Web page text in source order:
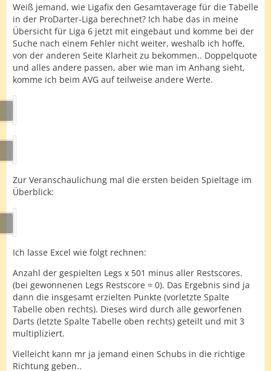
Weiß jemand, wie Ligafix den Gesamtaverage für die Tabelle
in der ProDarter-Liga berechnet? Ich habe das in meine
Übersicht für Liga 6 jetzt mit eingebaut und komme bei der
Suche nach einem Fehler nicht weiter, weshalb ich hoffe,
von der anderen Seite Klarheit zu bekommen.. Doppelquote
und alles andere passen, aber wie man im Anhang sieht,
komme ich beim AVG auf teilweise andere Werte.
Zur Veranschaulichung mal die ersten beiden Spieltage im
Überblick:
Ich lasse Excel wie folgt rechnen:
Anzahl der gespielten Legs x 501 minus aller Restscores.
(bei gewonnenen Legs Restscore = 0). Das Ergebnis sind ja
dann die insgesamt erzielten Punkte (vorletzte Spalte
Tabelle oben rechts). Dieses wird durch alle geworfenen
Darts (letzte Spalte Tabelle oben rechts) geteilt und mit 3
multipliziert.
Vielleicht kann mr ja jemand einen Schubs in die richtige
Richtung geben..